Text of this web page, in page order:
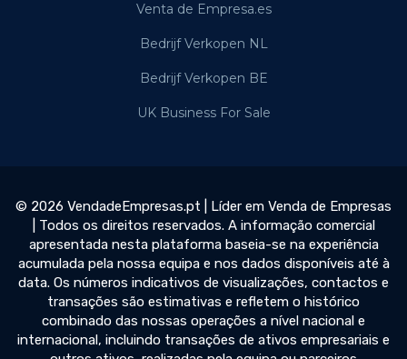
Venta de Empresa.es
Bedrijf Verkopen NL
Bedrijf Verkopen BE
UK Business For Sale
© 2026 VendadeEmpresas.pt | Líder em Venda de Empresas
| Todos os direitos reservados. A informação comercial
apresentada nesta plataforma baseia-se na experiência
acumulada pela nossa equipa e nos dados disponíveis até à
data. Os números indicativos de visualizações, contactos e
transações são estimativas e refletem o histórico
combinado das nossas operações a nível nacional e
internacional, incluindo transações de ativos empresariais e